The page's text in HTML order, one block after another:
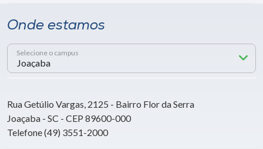
Onde estamos
Selecione o campus
Rua Getúlio Vargas, 2125 - Bairro Flor da Serra
Joaçaba - SC - CEP 89600-000
Telefone (49) 3551-2000